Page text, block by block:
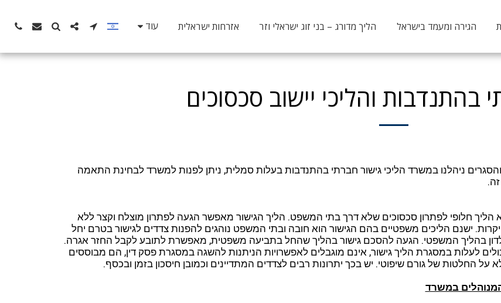
הגירה ומעמד בישראל הליך מדורג – בני זוג ישראלי וזר אזרחות ישראלית עוד
בהתנדבות והליכי יישוב סכסוכים
והסגרים ניהלנו במשרד הליכי גישור חברתי בהתנדבות בעלות סמלית, ניתן לפנות למשרד לבחינת התאמה
הליך חלופי לפתרון סכסוכים שלא דרך בתי המשפט. הליך הגישור מאפשר הגעה לפתרון מוצלח וקצר ללא
ישנם הליכים משפטיים בהם הגישור הוא חובה ובתי המשפט נוהגים להפנות צדדים לגישור בטרם יחל
בהליך המשפטי. הגעה להסכם גישור בהליך שהחל בתביעה משפטית, מאפשרת לתובע לקבל החזר אגרה.
לעלות במסגרת הליך גישור, אינם מוגבלים לאפשרויות הניתנות להשגה במסגרת פסק דין, הם מבוססים
על החלטות של גורם שיפוטי. יש בכך יתרונות רבים לצדדים המתדיינים וכמובן חיסכון בזמן ובכסף.
המנוהלים במשרד